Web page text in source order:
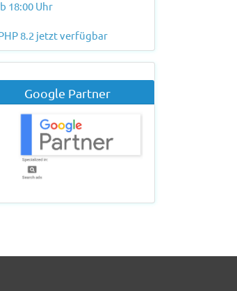
18:00 Uhr
8.2 jetzt verfügbar
Google Partner